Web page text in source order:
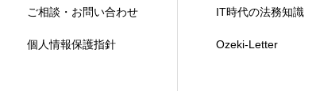
ご相談・お問い合わせ
個人情報保護指針
IT時代の法務知識
Ozeki-Letter